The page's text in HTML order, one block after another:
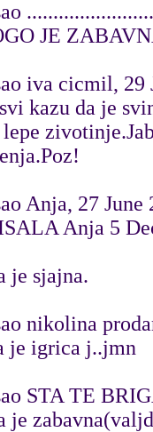
JE
iva cicmil, 29
kazu da je
lepe
Anja, 27 June
Anja 5
je sjajna.
nikolina
je igrica j..jmn
STA TE
je